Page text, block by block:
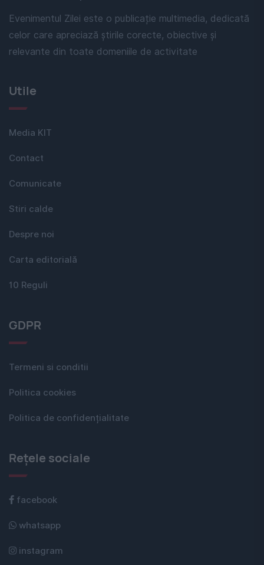
Evenimentul Zilei este o publicație multimedia, dedicată
celor care apreciază știrile corecte, obiective și
relevante din toate domeniile de activitate
Utile
Media KIT
Contact
Comunicate
Stiri calde
Despre noi
Carta editorială
10 Reguli
GDPR
Termeni si conditii
Politica cookies
Politica de confidențialitate
Rețele sociale
facebook
whatsapp
instagram